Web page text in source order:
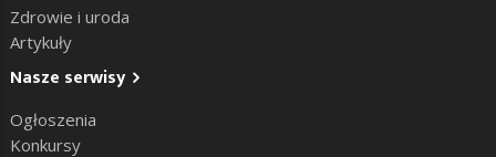
Zdrowie i uroda
Artykuły
Nasze serwisy
Ogłoszenia
Konkursy